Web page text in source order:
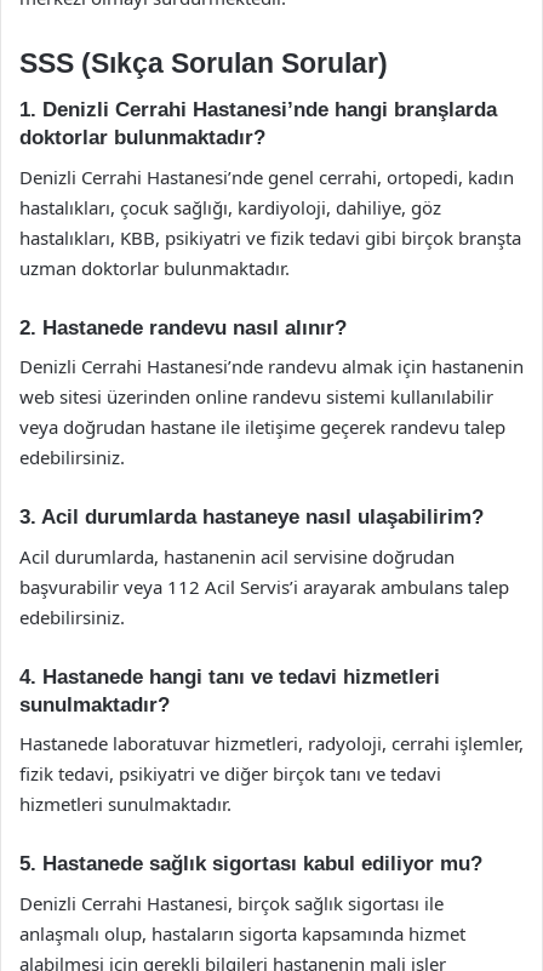
SSS (Sıkça Sorulan Sorular)
1. Denizli Cerrahi Hastanesi’nde hangi branşlarda
doktorlar bulunmaktadır?
Denizli Cerrahi Hastanesi’nde genel cerrahi, ortopedi, kadın
hastalıkları, çocuk sağlığı, kardiyoloji, dahiliye, göz
hastalıkları, KBB, psikiyatri ve fizik tedavi gibi birçok branşta
uzman doktorlar bulunmaktadır.
2. Hastanede randevu nasıl alınır?
Denizli Cerrahi Hastanesi’nde randevu almak için hastanenin
web sitesi üzerinden online randevu sistemi kullanılabilir
veya doğrudan hastane ile iletişime geçerek randevu talep
edebilirsiniz.
3. Acil durumlarda hastaneye nasıl ulaşabilirim?
Acil durumlarda, hastanenin acil servisine doğrudan
başvurabilir veya 112 Acil Servis’i arayarak ambulans talep
edebilirsiniz.
4. Hastanede hangi tanı ve tedavi hizmetleri
sunulmaktadır?
Hastanede laboratuvar hizmetleri, radyoloji, cerrahi işlemler,
fizik tedavi, psikiyatri ve diğer birçok tanı ve tedavi
hizmetleri sunulmaktadır.
5. Hastanede sağlık sigortası kabul ediliyor mu?
Denizli Cerrahi Hastanesi, birçok sağlık sigortası ile
anlaşmalı olup, hastaların sigorta kapsamında hizmet
alabilmesi için gerekli bilgileri hastanenin mali işler